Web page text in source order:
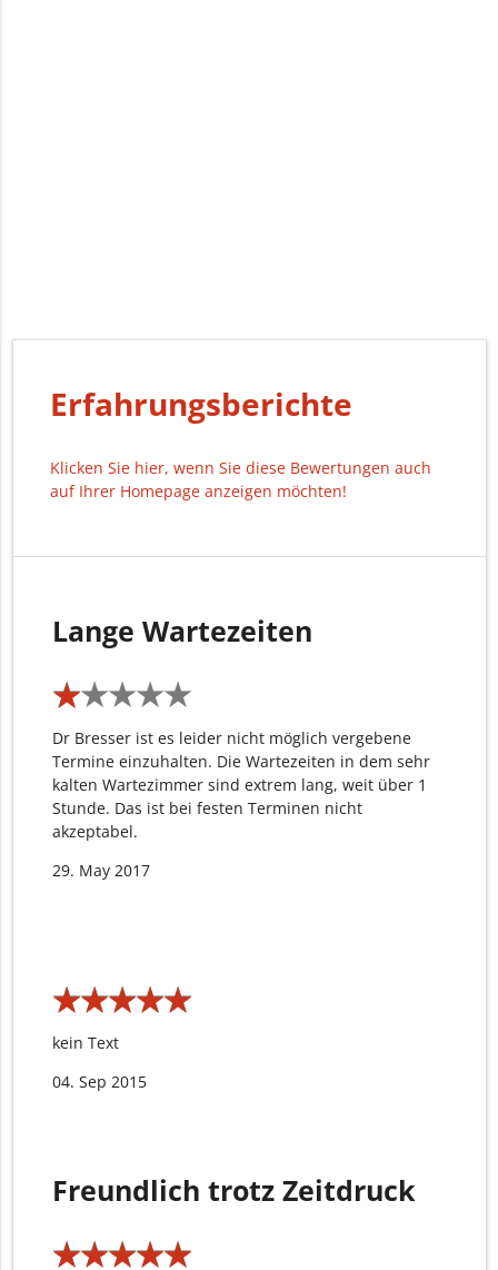
Erfahrungsberichte
Klicken Sie hier, wenn Sie diese Bewertungen auch
auf Ihrer Homepage anzeigen möchten!
Lange Wartezeiten
★★★★★
★★★★★
Dr Bresser ist es leider nicht möglich vergebene
Termine einzuhalten. Die Wartezeiten in dem sehr
kalten Wartezimmer sind extrem lang, weit über 1
Stunde. Das ist bei festen Terminen nicht
akzeptabel.
29. May 2017
★★★★★
★★★★★
kein Text
04. Sep 2015
Freundlich trotz Zeitdruck
★★★★★
★★★★★